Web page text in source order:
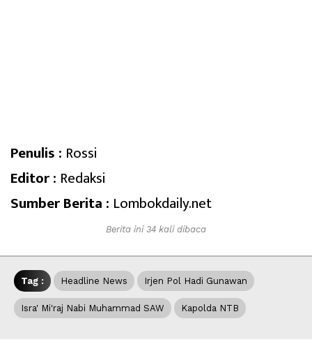
Penulis : Rossi
Editor : Redaksi
Sumber Berita : Lombokdaily.net
Berita ini 34 kali dibaca
Tag : Headline News Irjen Pol Hadi Gunawan
Isra' Mi'raj Nabi Muhammad SAW Kapolda NTB